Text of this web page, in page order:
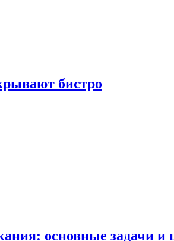
бистро
основные задачи и